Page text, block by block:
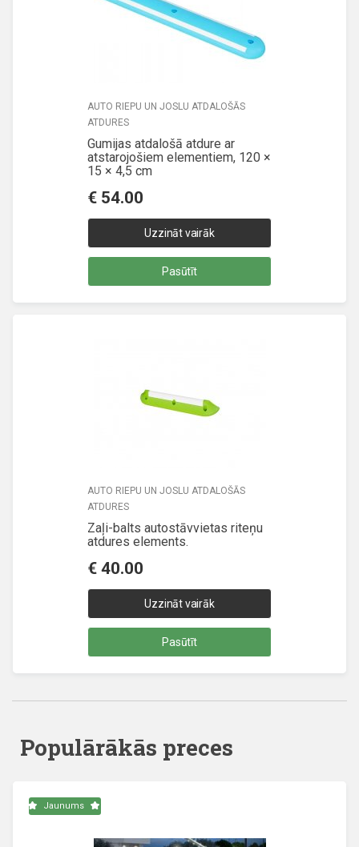
AUTO RIEPU UN JOSLU ATDALOŠĀS
ATDURES
Gumijas atdalošā atdure ar
atstarojošiem elementiem, 120 ×
15 × 4,5 cm
€ 54.00
Uzzināt vairāk
Pasūtīt
AUTO RIEPU UN JOSLU ATDALOŠĀS
ATDURES
Zaļi-balts autostāvvietas riteņu
atdures elements.
€ 40.00
Uzzināt vairāk
Pasūtīt
Populārākās preces
Jaunums